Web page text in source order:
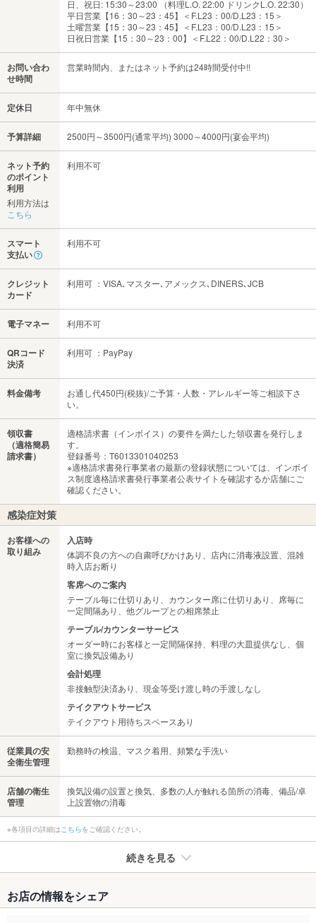
日、祝日: 15:30～23:00 （料理L.O. 22:00 ドリンクL.O. 22:30）
平日営業【16：30～23：45】＜F.L23：00/D.L23：15＞
土曜営業【15：30～23：45】＜F.L23：00/D.L23：15＞
日祝日営業【15：30～23：00】＜F.L22：00/D.L22：30＞
お問い合わ
せ時間
営業時間内、またはネット予約は24時間受付中!!
定休日 年中無休
予算詳細 2500円～3500円(通常平均) 3000～4000円(宴会平均)
ネット予約
のポイント
利用
利用方法は
こちら
利用不可
スマート
支払い
利用不可
クレジット
カード
利用可 ：VISA､マスター､アメックス､DINERS､JCB
電子マネー 利用不可
QRコード
決済
利用可 ：PayPay
料金備考
お通し代450円(税抜)/ご予算・人数・アレルギー等ご相談下さ
い。
領収書
（適格簡易
請求書）
適格請求書（インボイス）の要件を満たした領収書を発行しま
す。
登録番号：T6013301040253
※適格請求書発行事業者の最新の登録状態については、インボイ
ス制度適格請求書発行事業者公表サイトを確認するか店舗にご
確認ください。
感染症対策
お客様への
取り組み
入店時
体調不良の方への自粛呼びかけあり、店内に消毒液設置、混雑
時入店お断り
客席へのご案内
テーブル毎に仕切りあり、カウンター席に仕切りあり、席毎に
一定間隔あり、他グループとの相席禁止
テーブル/カウンターサービス
オーダー時にお客様と一定間隔保持、料理の大皿提供なし、個
室に換気設備あり
会計処理
非接触型決済あり、現金等受け渡し時の手渡しなし
テイクアウトサービス
テイクアウト用待ちスペースあり
従業員の安
全衛生管理
勤務時の検温、マスク着用、頻繁な手洗い
店舗の衛生
管理
換気設備の設置と換気、多数の人が触れる箇所の消毒、備品/卓
上設置物の消毒
※各項目の詳細はこちらをご確認ください。
続きを見る
禁煙・喫煙
全席喫煙可
お店の情報をシェア